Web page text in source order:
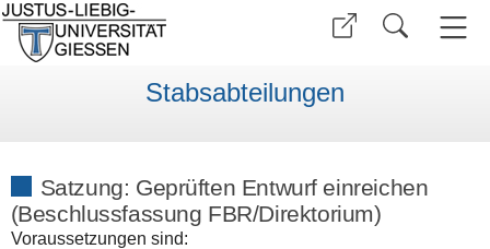
Stabsabteilungen
Satzung: Geprüften Entwurf einreichen
(Beschlussfassung FBR/Direktorium)
Voraussetzungen sind: